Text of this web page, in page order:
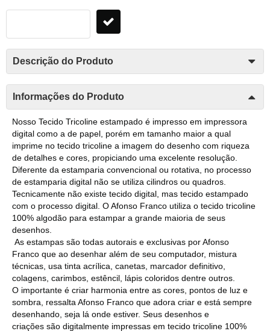
Descrição do Produto
Informações do Produto
Nosso Tecido Tricoline estampado é impresso em impressora
digital como a de papel, porém em tamanho maior a qual
imprime no tecido tricoline a imagem do desenho com riqueza
de detalhes e cores, propiciando uma excelente resolução.
Diferente da estamparia convencional ou rotativa, no processo
de estamparia digital não se utiliza cilindros ou quadros.
Tecnicamente não existe tecido digital, mas tecido estampado
com o processo digital. O Afonso Franco utiliza o tecido tricoline
100% algodão para estampar a grande maioria de seus
desenhos.
As estampas são todas autorais e exclusivas por Afonso
Franco que ao desenhar além de seu computador, mistura
técnicas, usa tinta acrílica, canetas, marcador definitivo,
colagens, carimbos, estêncil, lápis coloridos dentre outros.
O importante é criar harmonia entre as cores, pontos de luz e
sombra, ressalta Afonso Franco que adora criar e está sempre
desenhando, seja lá onde estiver. Seus desenhos e
criações são digitalmente impressas em tecido tricoline 100%